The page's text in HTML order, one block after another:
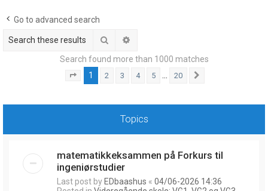
Go to advanced search
Search
Search found more than 1000 matches
Page of 20
1 2 3 4 5 20
Topics
matematikkeksammen på Forkurs til
ingeniørstudier
Last post by EDbaashus « 04/06-2026 14:36